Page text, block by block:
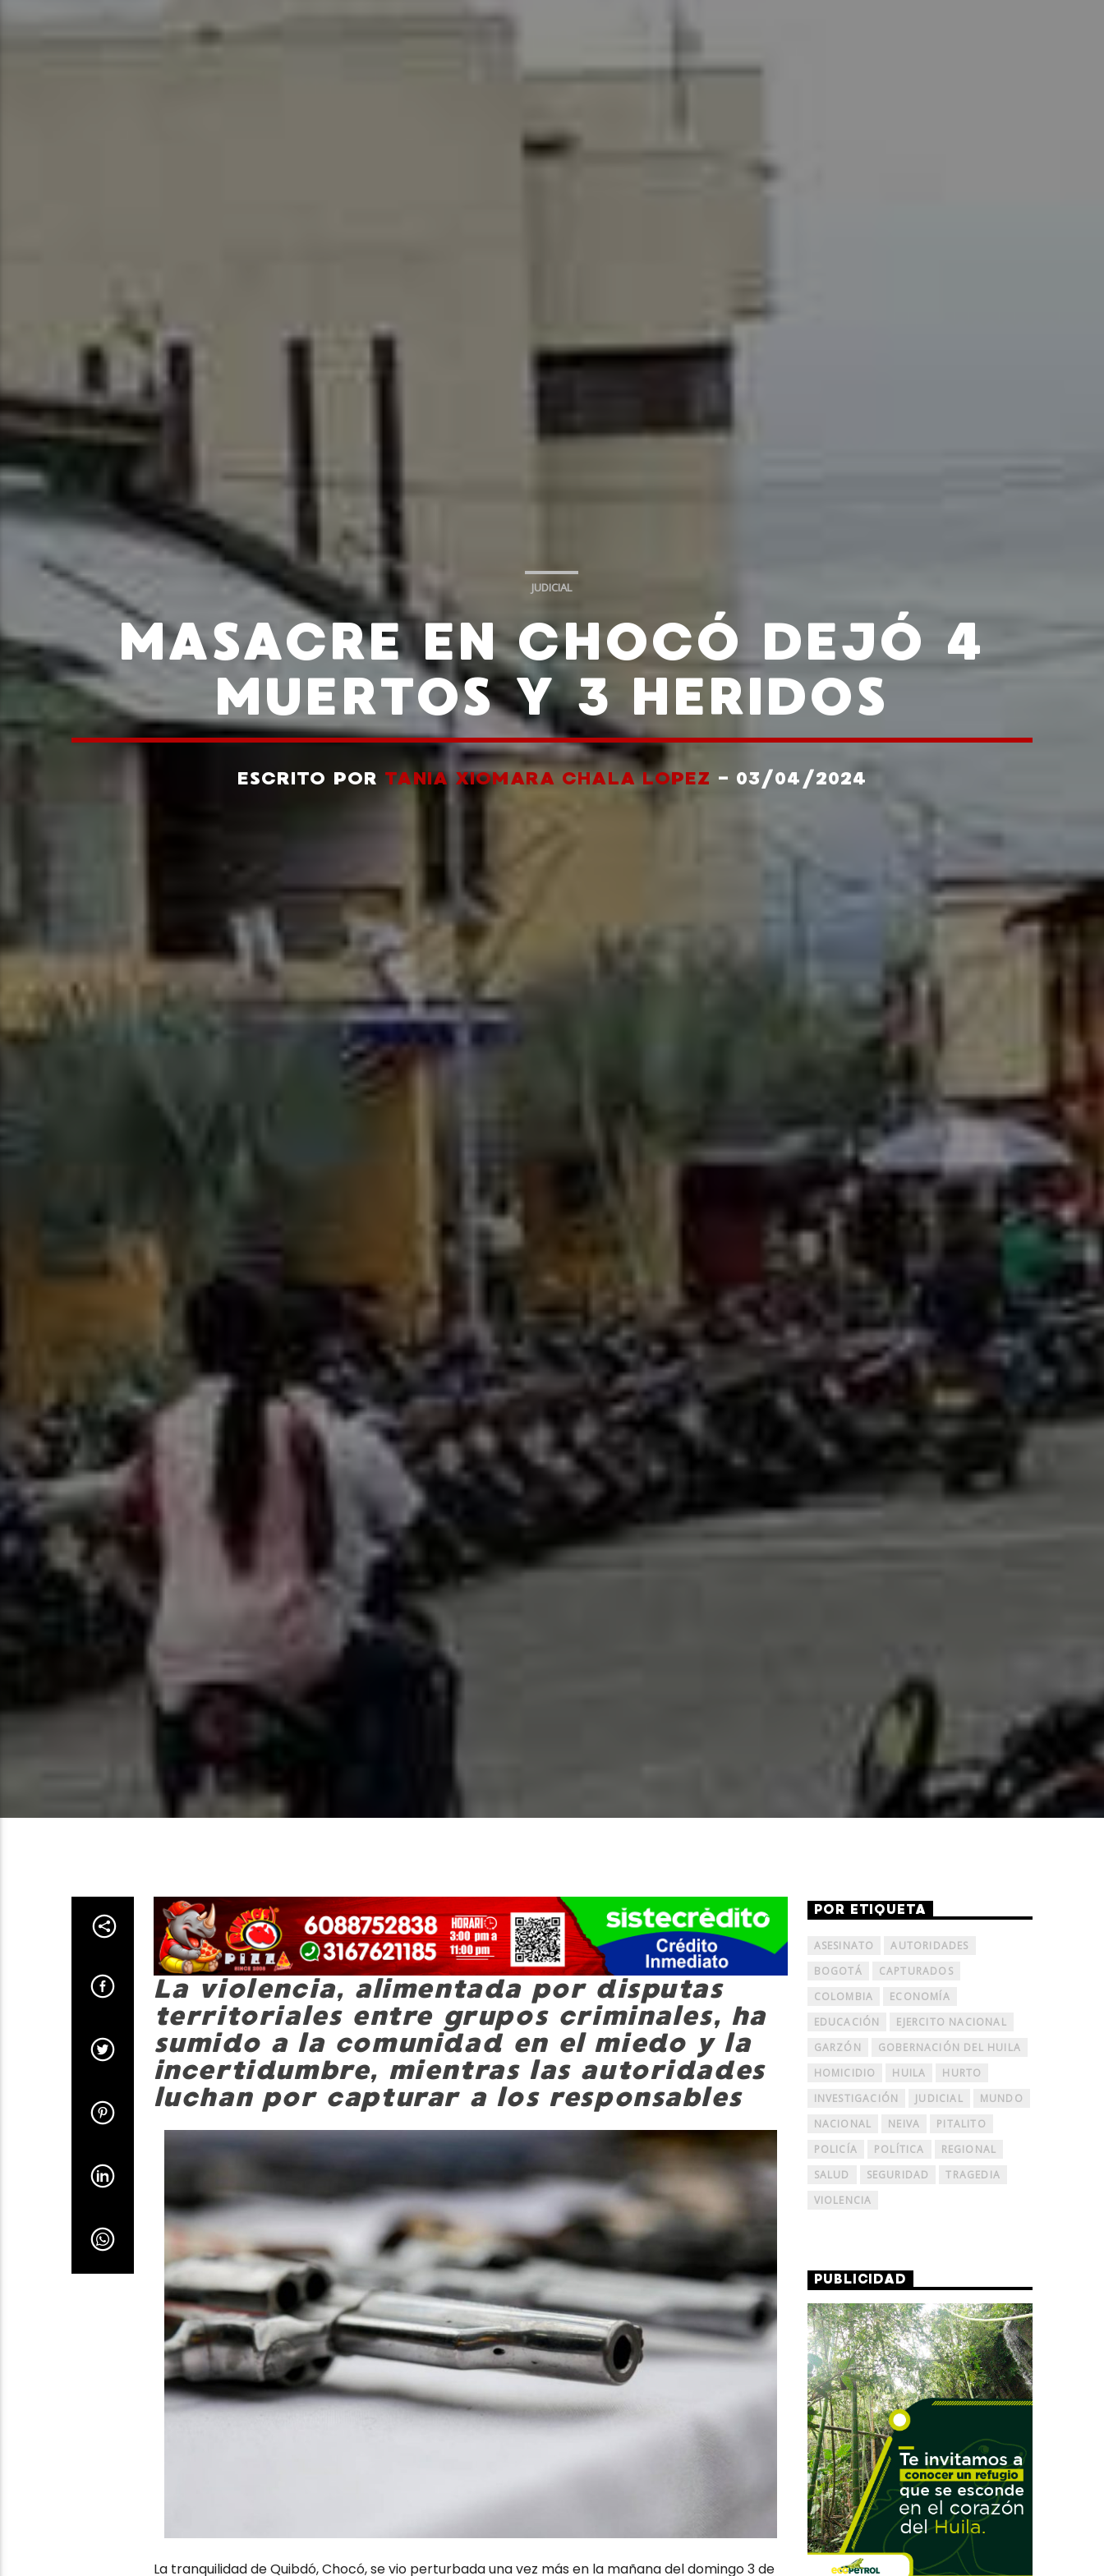
JUDICIAL
MASACRE EN CHOCÓ DEJÓ 4
MUERTOS Y 3 HERIDOS
ESCRITO POR TANIA XIOMARA CHALA LOPEZ - 03/04/2024
La violencia, alimentada por disputas
territoriales entre grupos criminales, ha
sumido a la comunidad en el miedo y la
incertidumbre, mientras las autoridades
luchan por capturar a los responsables
La tranquilidad de Quibdó, Chocó, se vio perturbada una vez más en la mañana del domingo 3 de
POR ETIQUETA
ASESINATO
AUTORIDADES
BOGOTÁ
CAPTURADOS
COLOMBIA
ECONOMÍA
EDUCACIÓN
EJERCITO NACIONAL
GARZÓN
GOBERNACIÓN DEL HUILA
HOMICIDIO
HUILA
HURTO
INVESTIGACIÓN
JUDICIAL
MUNDO
NACIONAL
NEIVA
PITALITO
POLICÍA
POLÍTICA
REGIONAL
SALUD
SEGURIDAD
TRAGEDIA
VIOLENCIA
PUBLICIDAD